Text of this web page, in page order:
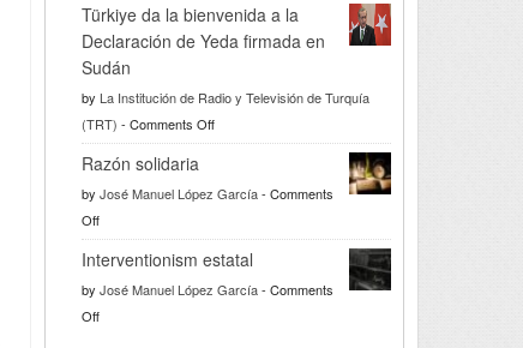
Türkiye da la bienvenida a la
Declaración de Yeda firmada en
Sudán
by La Institución de Radio y Televisión de Turquía
(TRT) - Comments Offon
Türkiye
la
a
Razón solidaria
by José Manuel López García- Comments
Offon
Razón
solidaria
Interventionism estatal
by José Manuel López García- Comments
Offon